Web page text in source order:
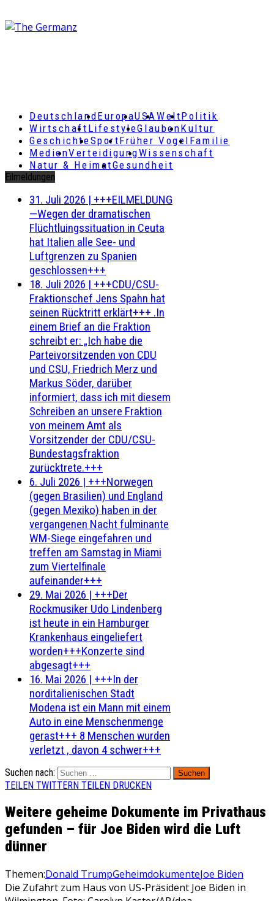
DeutschlandEuropaUSAWeltPolitik
Wirtschaft LifestyleGlaubenKultur
GeschichteSportFrüher Vogel Familie
MedienVerteidigungWissenschaft
Natur & HeimatGesundheit
Eilmeldungen
31. Juli 2026 | +++EILMELDUNG
—Wegen der dramatischen
Flüchtluingssituation in Ceuta
hat Italien alle See- und
Luftgrenzen zu Spanien
geschlossen+++
18. Juli 2026 | +++CDU/CSU-
Fraktionschef Jens Spahn hat
seinen Rücktritt erklärt+++ .In
einem Brief an die Fraktion
schreibt er: „Ich habe die
Parteivorsitzenden von CDU
und CSU, Friedrich Merz und
Markus Söder, darüber
informiert, dass ich mit diesem
Schreiben an unsere Fraktion
von meinem Amt als
Vorsitzender der CDU/CSU-
Bundestagsfraktion
zurücktrete.+++
6. Juli 2026 | +++Norwegen
(gegen Brasilien) und England
(gegen Mexiko) haben in der
vergangenen Nacht fulminante
WM-Siege eingefahren und
treffen am Samstag in Miami
zum Viertelfinale
aufeinander+++
29. Mai 2026 | +++Der
Rockmusiker Udo Lindenberg
ist heute in ein Hamburger
Krankenhaus eingeliefert
worden+++Konzerte sind
abgesagt+++
16. Mai 2026 | +++In der
norditalienischen Stadt
Modena ist ein Mann mit einem
Auto in eine Menschenmenge
gerast+++ 8 Menschen wurden
verletzt , davon 4 schwer+++
Suchen nach:
TEILEN TWITTERN TEILEN DRUCKEN
Weitere geheime Dokumente im Privathaus
gefunden – für Joe Biden wird die Luft
dünner
Themen:Donald TrumpGeheimdokumenteJoe Biden
Die Zufahrt zum Haus von US-Präsident Joe Biden in